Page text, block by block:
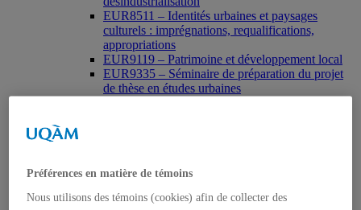
EUR8511 – Identités urbaines et paysages
culturels : imprégnations, requalifications,
appropriations
EUR9119 – Patrimoine et développement local
EUR9335 – Séminaire de préparation du projet
de thèse en études urbaines
MSL9006 La patrimonialisation
HAR2644 – Animation, communications,
Préférences en matière de témoins
Nous utilisons des témoins (cookies) afin de collecter des